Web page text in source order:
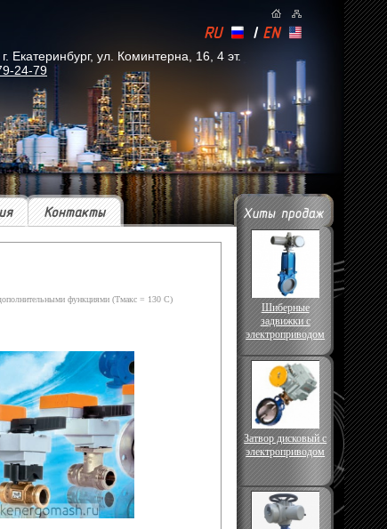
ул. Коминтерна, 16, 4 эт.
24-79
RU | EN
Контакты
функциями (Тмакс = 130 С)
Шиберные
задвижки с
электроприводом
Затвор дисковый с
электроприводом